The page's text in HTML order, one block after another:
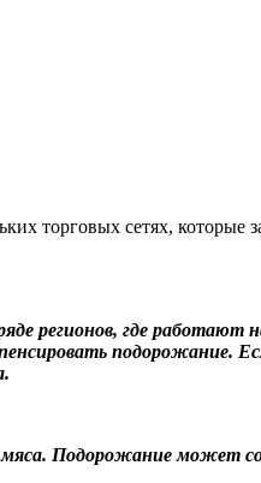
торговых сетях, которые
регионов, где
подорожание.
Подорожание может